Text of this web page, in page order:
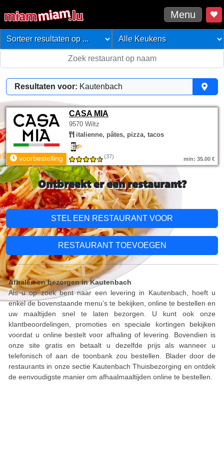
Menu
Resultaten voor: Kautenbach
CASA MIA
9570 Wiltz
italienne, pâtes, pizza, tacos
voorbestelling (37) min: 35.00 €
Ontbreekt er een restaurant?
STEL EEN RESTAURANT VOOR
RESTAURANT TOEVOEGEN
Afhalen en bezorgen in Kautenbach
Als u op zoek bent naar een levering in Kautenbach, hoeft u
enkel de bovenstaande menu’s te bekijken, online te bestellen en
uw maaltijden snel te laten bezorgen. U kunt ook onze
klantbeoordelingen, promoties en speciale kortingen bekijken
voordat u online bestelt voor afhaling of levering. Bovendien is
onze site gratis en betaalt u dezelfde prijs als wanneer u
telefonisch of aan de toonbank zou bestellen. Blader door de
restaurants in onze sectie Kautenbach Thuisbezorging en ontdek
de eenvoudigste manier om afhaalmaaltijden online te bestellen.